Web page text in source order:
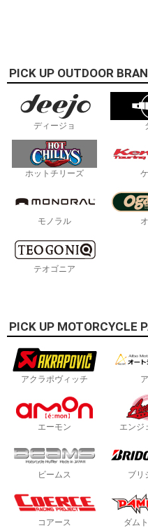
PICK UP OUTDOOR
ディージョ
ホットチリーズ
モノラル
テオゴニア
PICK UP MOTORCYCLE
アクラポヴィッチ
エーモン エンジ
ビームス ブリ
コアース ダム